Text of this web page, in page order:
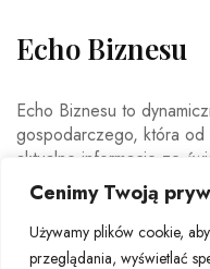
Cenimy Twoją
Używamy plików cookie,
przeglądania, wyświetlać
Echo Biznesu
Echo Biznesu to
gospodarczego, która od
aktualne informacje ze
doświadczonych
codziennie analizuje
trendy gospodarcze oraz
światową ekonomię.